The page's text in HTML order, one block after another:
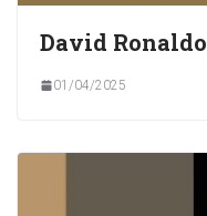
David Ronaldo
01/04/2025